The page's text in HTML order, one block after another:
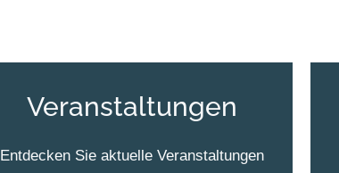
Veranstaltungen
Entdecken Sie aktuelle Veranstaltungen